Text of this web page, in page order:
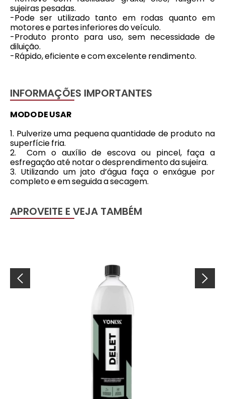
sujeiras pesadas.
-Pode ser utilizado tanto em rodas quanto em
motores e partes inferiores do veículo.
-Produto pronto para uso, sem necessidade de
diluição.
-Rápido, eficiente e com excelente rendimento.
INFORMAÇÕES IMPORTANTES
MODO DE USAR
1. Pulverize uma pequena quantidade de produto na
superfície fria.
2. Com o auxílio de escova ou pincel, faça a
esfregação até notar o desprendimento da sujeira.
3. Utilizando um jato d’água faça o enxágue por
completo e em seguida a secagem.
APROVEITE E VEJA TAMBÉM